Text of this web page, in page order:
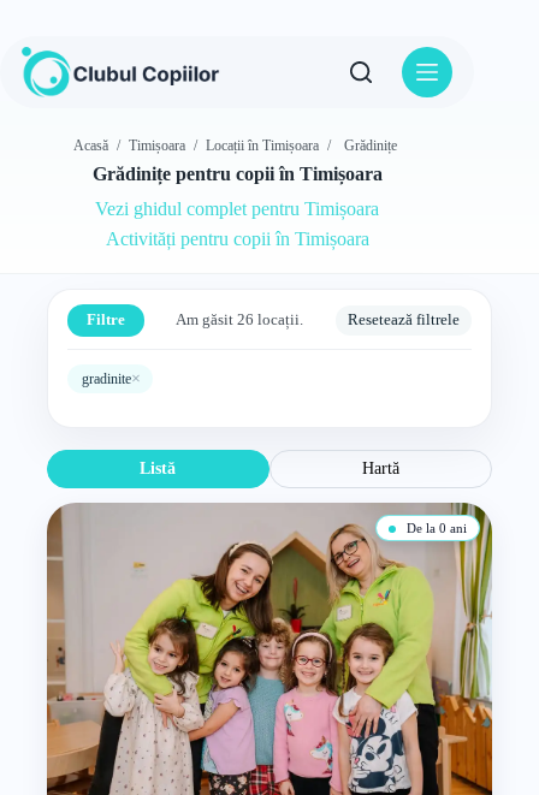
conținut
Acasă / Timișoara / Locații în Timișoara / Grădinițe
Grădinițe pentru copii în Timișoara
Vezi ghidul complet pentru Timișoara
Activități pentru copii în Timișoara
Filtre Am găsit 26 locații. Resetează filtrele
gradinite×
Listă Hartă
De la 0 ani